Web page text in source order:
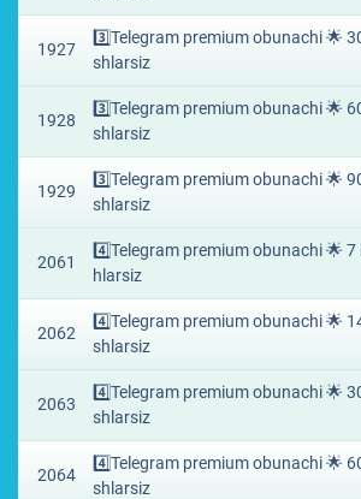
1927
3️⃣Telegram premium obunachi 🌟
shlarsiz
1928
3️⃣Telegram premium obunachi 🌟
shlarsiz
1929
3️⃣Telegram premium obunachi 🌟
shlarsiz
2061
4️⃣Telegram premium obunachi 🌟
hlarsiz
2062
4️⃣Telegram premium obunachi 🌟
shlarsiz
2063
4️⃣Telegram premium obunachi 🌟
shlarsiz
2064
4️⃣Telegram premium obunachi 🌟
shlarsiz